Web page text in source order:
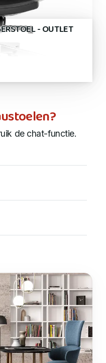
- OUTLET
de chat-functie.